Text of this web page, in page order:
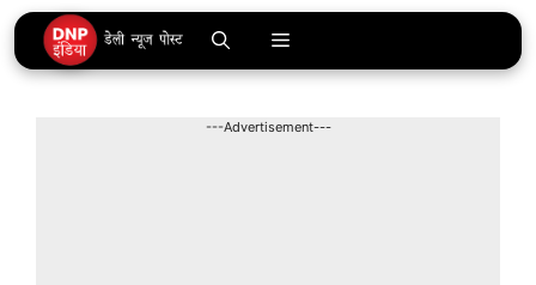
Skip
to
content
Menu
---Advertisement---